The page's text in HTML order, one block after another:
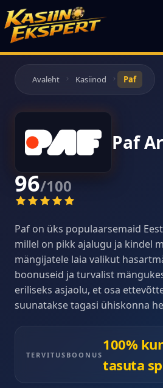
Avaleht Kasiinod Paf
Paf
96/100
Paf on üks populaarsemaid
millel on pikk ajalugu ja kindel
mängijatele laia valikut
boonuseid ja turvalist
eriliseks asjaolu, et osa
suunatakse tagasi ühiskonna
TERVITUSBOONUS
100%
tasuta